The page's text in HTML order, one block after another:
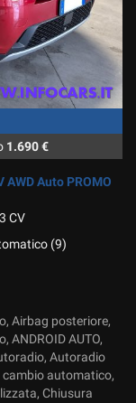
1.690 €
AWD Auto PROMO
CV
(9)
Airbag posteriore,
ANDROID AUTO,
Autoradio
automatico,
Chiusura
utente